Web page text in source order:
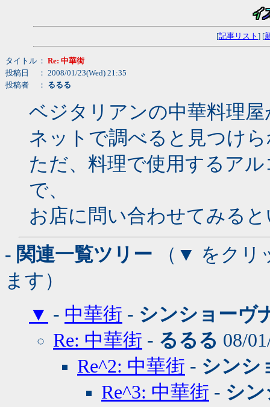
[記事リスト ] [
タイトル ： Re: 中華街
投稿日
： 2008/01/23(Wed) 21:35
投稿者
： るるる
ベジタリアンの中華料理
ネットで調べると見つけ
ただ、料理で使用するア
で、
お店に問い合わせてみる
- 関連一覧ツリー （▼ をクリ
ます）
▼ - 中華街 - シンショーヴ
Re: 中華街 - るるる 08/
Re^2: 中華街 - シンシ
Re^3: 中華街 - シ